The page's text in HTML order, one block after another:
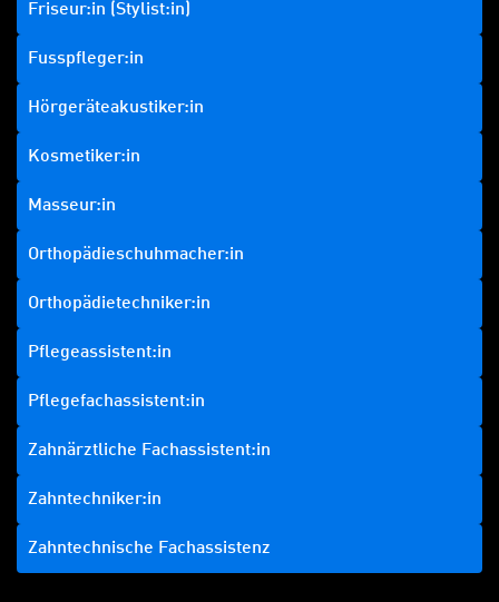
Friseur:in (Stylist:in)
Fusspfleger:in
Hörgeräteakustiker:in
Kosmetiker:in
Masseur:in
Orthopädieschuhmacher:in
Orthopädietechniker:in
Pflegeassistent:in
Pflegefachassistent:in
Zahnärztliche Fachassistent:in
Zahntechniker:in
Zahntechnische Fachassistenz